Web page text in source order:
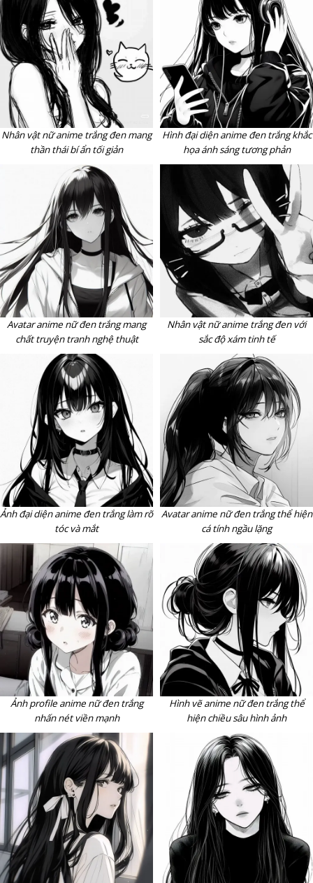
Nhân vật nữ anime trắng đen mang
thần thái bí ẩn tối giản
Hình đại diện anime đen trắng khắc
họa ánh sáng tương phản
Avatar anime nữ đen trắng mang
chất truyện tranh nghệ thuật
Nhân vật nữ anime trắng đen với
sắc độ xám tinh tế
Ảnh đại diện anime đen trắng làm rõ
tóc và mắt
Avatar anime nữ đen trắng thể hiện
cá tính ngầu lặng
Ảnh profile anime nữ đen trắng
nhấn nét viền mạnh
Hình vẽ anime nữ đen trắng thể
hiện chiều sâu hình ảnh